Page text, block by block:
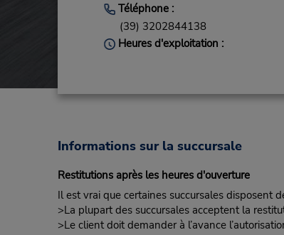
Téléphone :
(39) 3202844138
Heures d'exploitation :
Informations sur la succursale
Restitutions après les heures d'ouverture
Il est vrai que certaines succursales disposent
>La plupart des succursales acceptent la
>Le client doit demander à l’avance